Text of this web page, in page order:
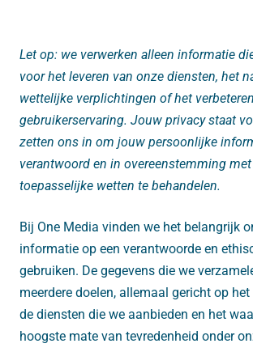
Let op: we verwerken alleen informatie
voor het leveren van onze diensten, het
wettelijke verplichtingen of het
gebruikerservaring. Jouw privacy staat
zetten ons in om jouw persoonlijke
verantwoord en in overeenstemming
toepasselijke wetten te behandelen.
Bij One Media vinden we het belangrijk
informatie op een verantwoorde en
gebruiken. De gegevens die we
meerdere doelen, allemaal gericht op het
de diensten die we aanbieden en het
hoogste mate van tevredenheid onder